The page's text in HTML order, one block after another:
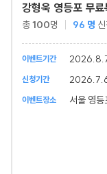
강형욱 영등포 무료
총100명 96 명
이벤트기간
신청기간
이벤트장소 서울 영